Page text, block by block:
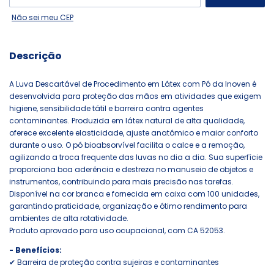
Não sei meu CEP
Descrição
A Luva Descartável de Procedimento em Látex com Pó da Inoven é
desenvolvida para proteção das mãos em atividades que exigem
higiene, sensibilidade tátil e barreira contra agentes
contaminantes. Produzida em látex natural de alta qualidade,
oferece excelente elasticidade, ajuste anatômico e maior conforto
durante o uso. O pó bioabsorvível facilita o calce e a remoção,
agilizando a troca frequente das luvas no dia a dia. Sua superfície
proporciona boa aderência e destreza no manuseio de objetos e
instrumentos, contribuindo para mais precisão nas tarefas.
Disponível na cor branca e fornecida em caixa com 100 unidades,
garantindo praticidade, organização e ótimo rendimento para
ambientes de alta rotatividade.
Produto aprovado para uso ocupacional, com CA 52053.
- Benefícios:
✔ Barreira de proteção contra sujeiras e contaminantes